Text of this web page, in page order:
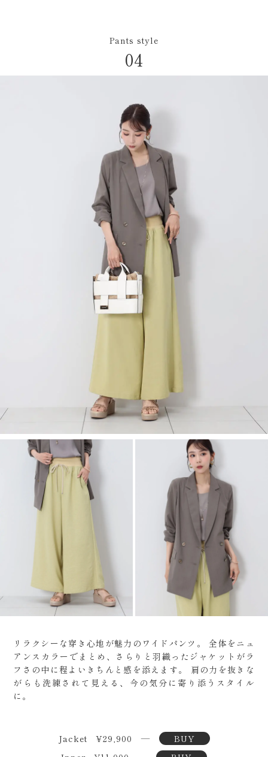
Pants style
04
リラクシーな穿き心地が魅力のワイドパンツ。
全体をニュ
アンスカラーでまとめ、さらりと羽織ったジャケットがラ
フさの中に程よいきちんと感を添えます。
肩の力を抜きな
がらも洗練されて見える、今の気分に寄り添うスタイル
に。
Jacket ¥29,900 ―
BUY